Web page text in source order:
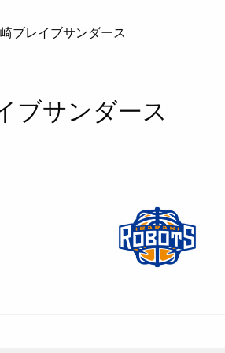
ブレイブサンダース
ブサンダース